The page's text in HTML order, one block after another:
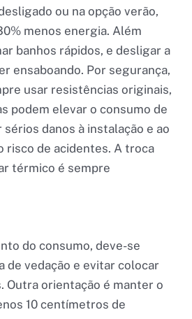
ou na opção verão,
menos energia. Além
banhos rápidos, e desligar a
ensaboando. Por segurança,
usar resistências originais,
podem elevar o consumo de
danos à instalação e ao
risco de acidentes. A troca
térmico é sempre
do consumo, deve-se
de vedação e evitar colocar
Outra orientação é manter o
10 centímetros de